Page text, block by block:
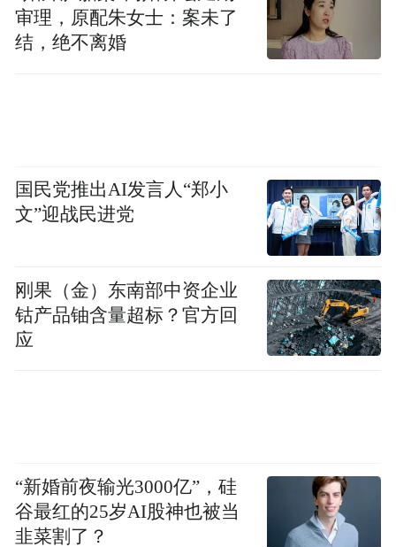
腐败分子也正在“与时俱进”,不断换新招，这
都为“深水区”的反腐带来困难。然而，这些
审理，原配朱女士：案未了
结，绝不离婚
国民党推出AI发言人“郑小
文”迎战民进党
刚果（金）东南部中资企业
钴产品铀含量超标？官方回
应
“新婚前夜输光3000亿”，硅
谷最红的25岁AI股神也被当
韭菜割了？